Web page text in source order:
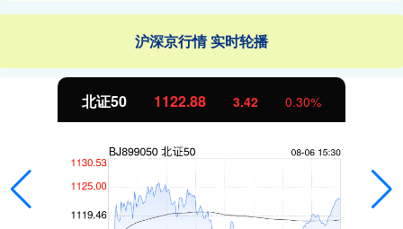
沪深京行情 实时轮播
北证50 1122.88 3.42 0.30%